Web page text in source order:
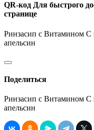
QR-код Для быстрого
странице
Ринзасип с Витамином С
апельсин
Поделиться
Ринзасип с Витамином С
апельсин